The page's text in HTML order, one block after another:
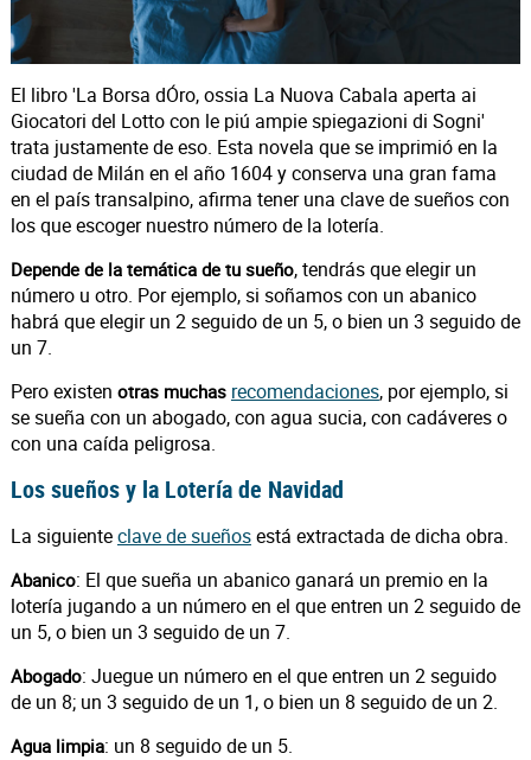
El libro 'La Borsa dÓro, ossia La Nuova Cabala aperta ai
Giocatori del Lotto con le piú ampie spiegazioni di Sogni'
trata justamente de eso. Esta novela que se imprimió en la
ciudad de Milán en el año 1604 y conserva una gran fama
en el país transalpino, afirma tener una clave de sueños con
los que escoger nuestro número de la lotería.
Depende de la temática de tu sueño, tendrás que elegir un
número u otro. Por ejemplo, si soñamos con un abanico
habrá que elegir un 2 seguido de un 5, o bien un 3 seguido de
un 7.
Pero existen otras muchas recomendaciones, por ejemplo, si
se sueña con un abogado, con agua sucia, con cadáveres o
con una caída peligrosa.
Los sueños y la Lotería de Navidad
La siguienteclave de sueñosestá extractada de dicha obra.
Abanico: El que sueña un abanico ganará un premio en la
lotería jugando a un número en el que entren un 2 seguido de
un 5, o bien un 3 seguido de un 7.
Abogado: Juegue un número en el que entren un 2 seguido
de un 8; un 3 seguido de un 1, o bien un 8 seguido de un 2.
Agua limpia: un 8 seguido de un 5.